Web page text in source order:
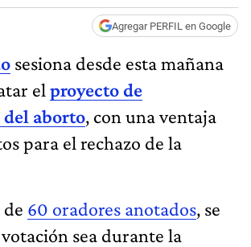
Agregar PERFIL en Google
sesiona desde esta mañana
el proyecto de
aborto, con una ventaja
para el rechazo de la
60 oradores anotados, se
sea durante la